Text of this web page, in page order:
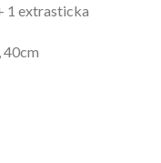
extrasticka